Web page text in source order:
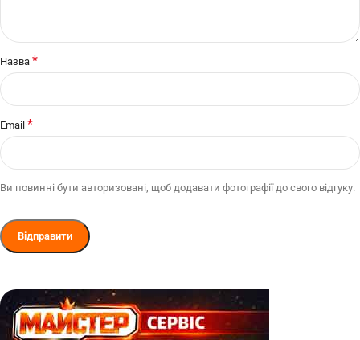
Назва *
Email *
Ви повинні бути авторизовані, щоб додавати фотографії до свого відгуку.